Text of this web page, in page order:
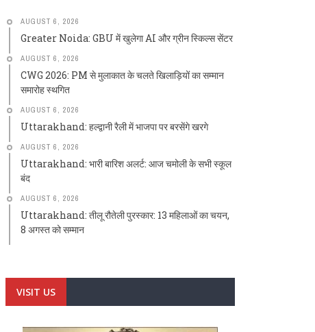
AUGUST 6, 2026
Greater Noida: GBU में खुलेगा AI और ग्रीन स्किल्स सेंटर
AUGUST 6, 2026
CWG 2026: PM से मुलाकात के चलते खिलाड़ियों का सम्मान
समारोह स्थगित
AUGUST 6, 2026
Uttarakhand: हल्द्वानी रैली में भाजपा पर बरसेंगे खरगे
AUGUST 6, 2026
Uttarakhand: भारी बारिश अलर्ट: आज चमोली के सभी स्कूल
बंद
AUGUST 6, 2026
Uttarakhand: तीलू रौतेली पुरस्कार: 13 महिलाओं का चयन,
8 अगस्त को सम्मान
VISIT US